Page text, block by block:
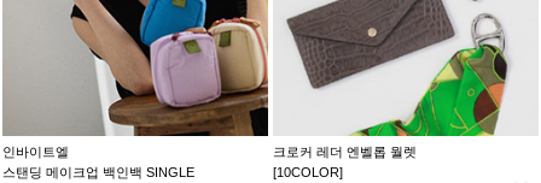
인바이트엘
스탠딩 메이크업 백인백 SINGLE
크로커 레더 엔벨롭 월렛
[10COLOR]